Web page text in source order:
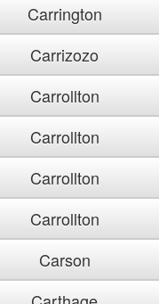
Carrington
Carrizozo
Carrollton
Carrollton
Carrollton
Carrollton
Carson